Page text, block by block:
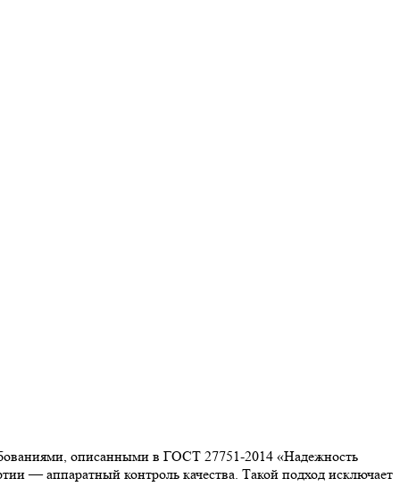
описанными в ГОСТ 27751-2014 «Надежность
— аппаратный контроль качества. Такой подход исключает